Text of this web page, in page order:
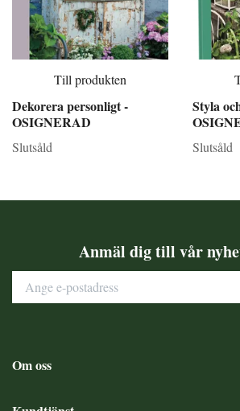
Till produkten
Dekorera personligt -
OSIGNERAD
Slutsåld
Styla
Slutsåld
Anmäl dig till vår
Om oss